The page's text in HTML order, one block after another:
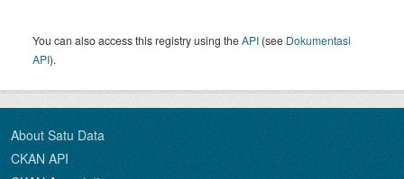
You can also access this registry using theAPI (see Dokumentasi
API).
About Satu Data
CKAN API